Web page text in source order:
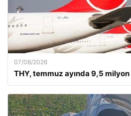
07/08/2026
THY, temmuz ayında 9,5 milyon